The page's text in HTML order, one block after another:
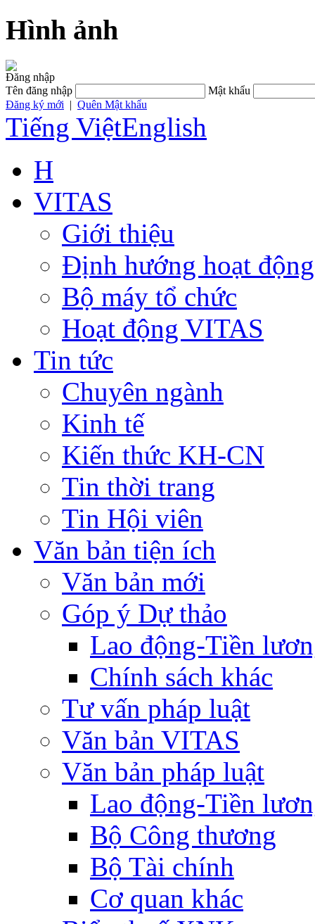
Hình ảnh
Đăng nhập
Tên đăng nhập
Mật khẩu
Đăng ký mới | Quên Mật khẩu
Tiếng ViệtEnglish
H
VITAS
Giới thiệu
Định hướng hoạt động
Bộ máy tổ chức
Hoạt động VITAS
Tin tức
Chuyên ngành
Kinh tế
Kiến thức KH-CN
Tin thời trang
Tin Hội viên
Văn bản tiện ích
Văn bản mới
Góp ý Dự thảo
Lao động-Tiền
Chính sách khác
Tư vấn pháp luật
Văn bản VITAS
Văn bản pháp luật
Lao động-Tiền
Bộ Công thương
Bộ Tài chính
Cơ quan khác